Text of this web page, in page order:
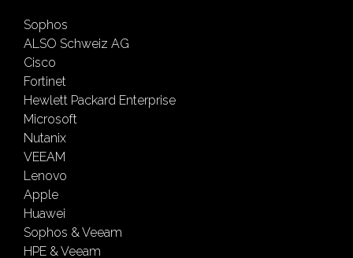
Sophos
ALSO Schweiz AG
Cisco
Fortinet
Hewlett Packard Enterprise
Microsoft
Nutanix
VEEAM
Lenovo
Apple
Huawei
Sophos & Veeam
HPE & Veeam